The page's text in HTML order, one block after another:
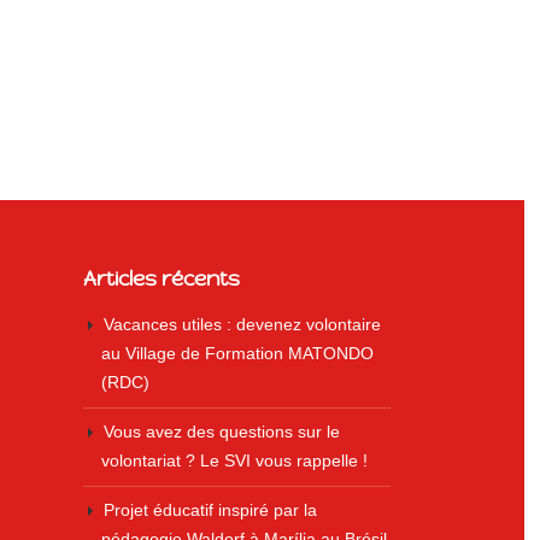
Articles récents
Vacances utiles : devenez volontaire
au Village de Formation MATONDO
(RDC)
Vous avez des questions sur le
volontariat ? Le SVI vous rappelle !
Projet éducatif inspiré par la